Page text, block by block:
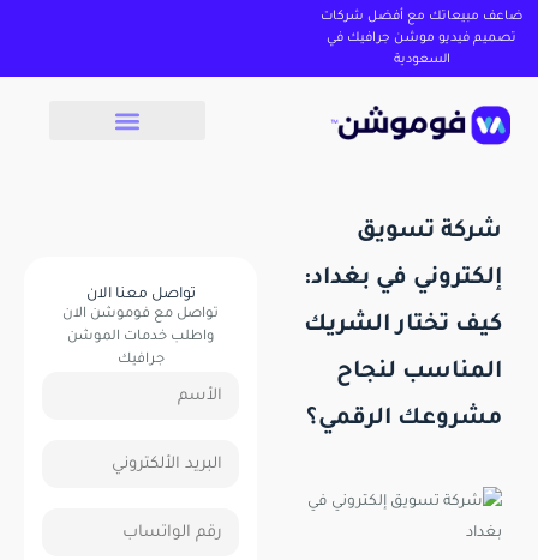
ضاعف مبيعاتك مع أفضل شركات
تصميم فيديو موشن جرافيك في
السعودية
شركة تسويق
إلكتروني في بغداد:
كيف تختار الشريك
المناسب لنجاح
مشروعك الرقمي؟
تواصل معنا الان
تواصل مع فوموشن الان
واطلب خدمات الموشن
جرافيك